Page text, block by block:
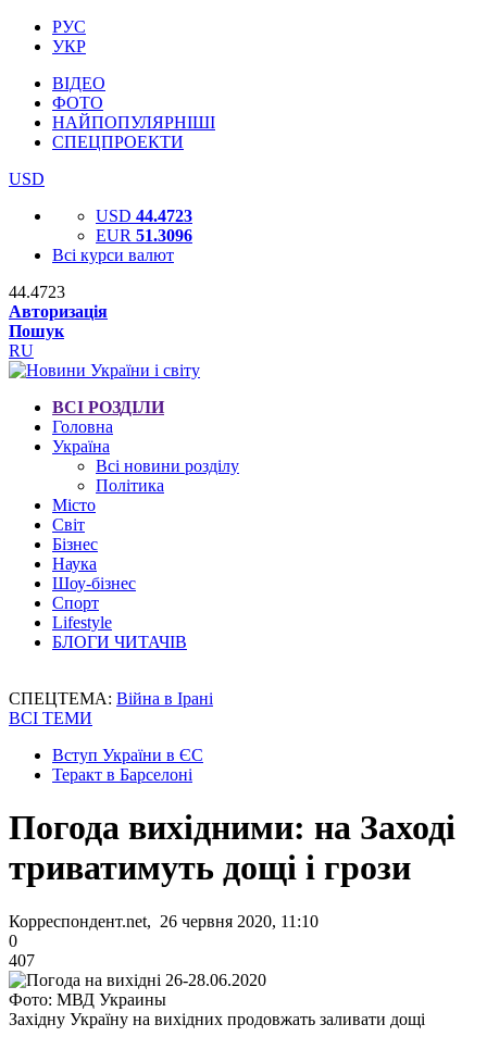
РУС
УКР
ВІДЕО
ФОТО
НАЙПОПУЛЯРНІШІ
СПЕЦПРОЕКТИ
USD
USD 44.4723
EUR 51.3096
Всі курси валют
44.4723
Авторизація
Пошук
RU
ВСІ РОЗДІЛИ
Головна
Україна
Всі новини розділу
Політика
Місто
Світ
Бізнес
Наука
Шоу-бізнес
Спорт
Lifestyle
БЛОГИ ЧИТАЧІВ
СПЕЦТЕМА: Війна в Ірані
ВСІ ТЕМИ
Вступ України в ЄС
Теракт в Барселоні
Погода вихідними: на Заході
триватимуть дощі і грози
Корреспондент.net, 26 червня 2020, 11:10
0
407
Фото: МВД Украины
Західну Україну на вихідних продовжать заливати дощі